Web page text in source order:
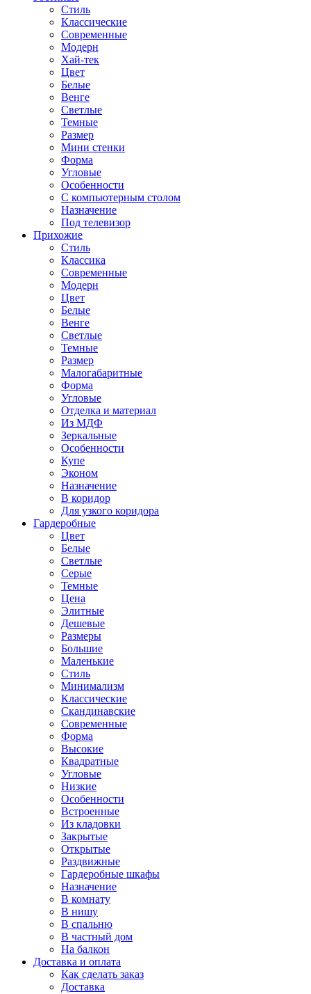
Стиль
Классические
Современные
Модерн
Хай-тек
Цвет
Белые
Венге
Светлые
Темные
Размер
Мини стенки
Форма
Угловые
Особенности
С компьютерным столом
Назначение
Под телевизор
Прихожие
Стиль
Классика
Современные
Модерн
Цвет
Белые
Венге
Светлые
Темные
Размер
Малогабаритные
Форма
Угловые
Отделка и материал
Из МДФ
Зеркальные
Особенности
Купе
Эконом
Назначение
В коридор
Для узкого коридора
Гардеробные
Цвет
Белые
Светлые
Серые
Темные
Цена
Элитные
Дешевые
Размеры
Большие
Маленькие
Стиль
Минимализм
Классические
Скандинавские
Современные
Форма
Высокие
Квадратные
Угловые
Низкие
Особенности
Встроенные
Из кладовки
Закрытые
Открытые
Раздвижные
Гардеробные шкафы
Назначение
В комнату
В нишу
В спальню
В частный дом
На балкон
Доставка и оплата
Как сделать заказ
Доставка